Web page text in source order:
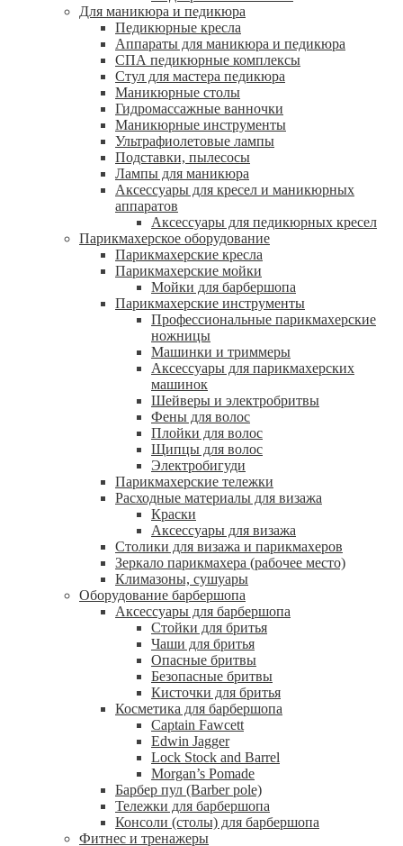
Для маникюра и педикюра
Педикюрные кресла
Аппараты для маникюра и педикюра
СПА педикюрные комплексы
Стул для мастера педикюра
Маникюрные столы
Гидромассажные ванночки
Маникюрные инструменты
Ультрафиолетовые лампы
Подставки, пылесосы
Лампы для маникюра
Аксессуары для кресел и маникюрных
аппаратов
Аксессуары для педикюрных кресел
Парикмахерское оборудование
Парикмахерские кресла
Парикмахерские мойки
Мойки для барбершопа
Парикмахерские инструменты
Профессиональные парикмахерские
ножницы
Машинки и триммеры
Аксессуары для парикмахерских
машинок
Шейверы и электробритвы
Фены для волос
Плойки для волос
Щипцы для волос
Электробигуди
Парикмахерские тележки
Расходные материалы для визажа
Краски
Аксессуары для визажа
Столики для визажа и парикмахеров
Зеркало парикмахера (рабочее место)
Климазоны, сушуары
Оборудование барбершопа
Аксессуары для барбершопа
Стойки для бритья
Чаши для бритья
Опасные бритвы
Безопасные бритвы
Кисточки для бритья
Косметика для барбершопа
Captain Fawcett
Edwin Jagger
Lock Stock and Barrel
Morgan’s Pomade
Барбер пул (Barber pole)
Тележки для барбершопа
Консоли (столы) для барбершопа
Фитнес и тренажеры